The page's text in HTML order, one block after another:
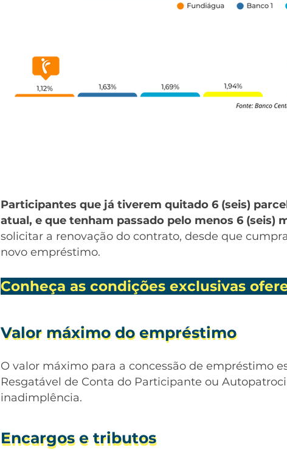
Valor máximo do empréstimo
Encargos e tributos
Participantes que já tiverem quitado 6 (seis)
atual, e que tenham passado pelo menos 6 (seis)
solicitar a renovação do contrato, desde que
novo empréstimo.
Conheça as condições exclusivas
Valor máximo do empréstimo
O valor máximo para a concessão de empréstimo
Resgatável de Conta do Participante ou
inadimplência.
Encargos e tributos